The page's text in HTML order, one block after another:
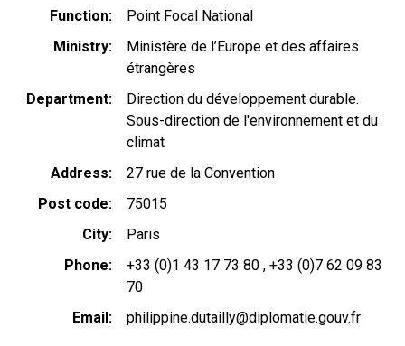
Function
Point Focal National
Ministry
Ministère de l’Europe et des affaires
étrangères
Department
Direction du développement durable.
Sous-direction de l'environnement et du
climat
Address
27 rue de la Convention
Post code
75015
City
Paris
Phone
+33 (0)1 43 17 73 80 +33 (0)7 62 09 83
70
Email
philippine.dutailly@diplomatie.gouv.fr